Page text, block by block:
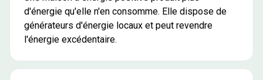
d'énergie qu'elle n'en consomme. Elle dispose de
générateurs d'énergie locaux et peut revendre
l'énergie excédentaire.